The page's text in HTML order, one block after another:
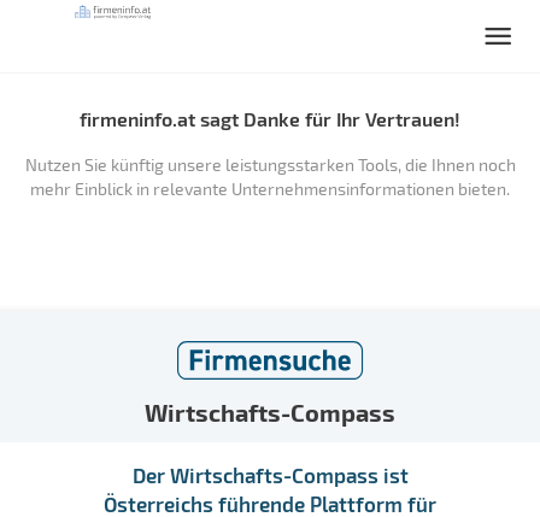
firmeninfo.at sagt Danke für Ihr Vertrauen!
Nutzen Sie künftig unsere leistungsstarken Tools, die Ihnen noch
mehr Einblick in relevante Unternehmensinformationen bieten.
Wirtschafts-Compass
Der Wirtschafts-Compass ist
Österreichs führende Plattform für